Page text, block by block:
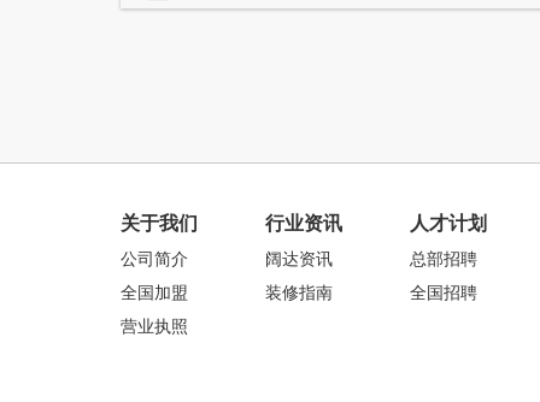
关于我们
公司简介
全国加盟
营业执照
行业资讯
阔达资讯
装修指南
人才计划
总部招聘
全国招聘